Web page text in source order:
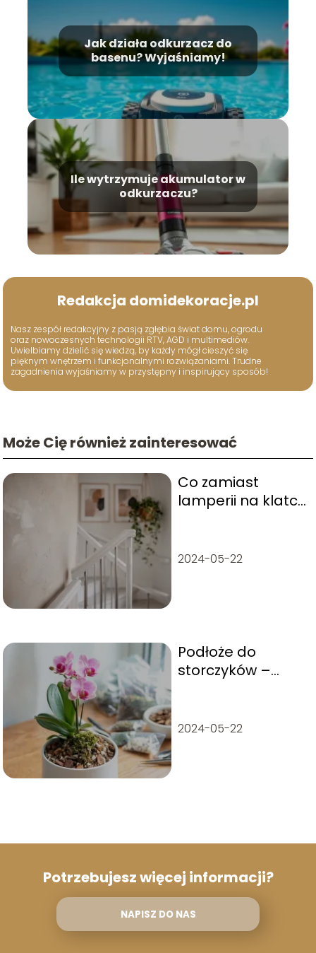
Jak działa odkurzacz do
basenu? Wyjaśniamy!
Ile wytrzymuje akumulator w
odkurzaczu?
Redakcja domidekoracje.pl
Nasz zespół redakcyjny z pasją zgłębia świat domu, ogrodu
oraz nowoczesnych technologii RTV, AGD i multimediów.
Uwielbiamy dzielić się wiedzą, by każdy mógł cieszyć się
pięknym wnętrzem i funkcjonalnymi rozwiązaniami. Trudne
zagadnienia wyjaśniamy w przystępny i inspirujący sposób!
Może Cię również zainteresować
Co zamiast
lamperii na klatce
wykończenie
2024-05-22
Podłoże do
storczyków –
2024-05-22
Potrzebujesz więcej informacji?
NAPISZ DO NAS